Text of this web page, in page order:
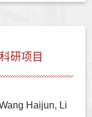
科研项目
Haijun, Li